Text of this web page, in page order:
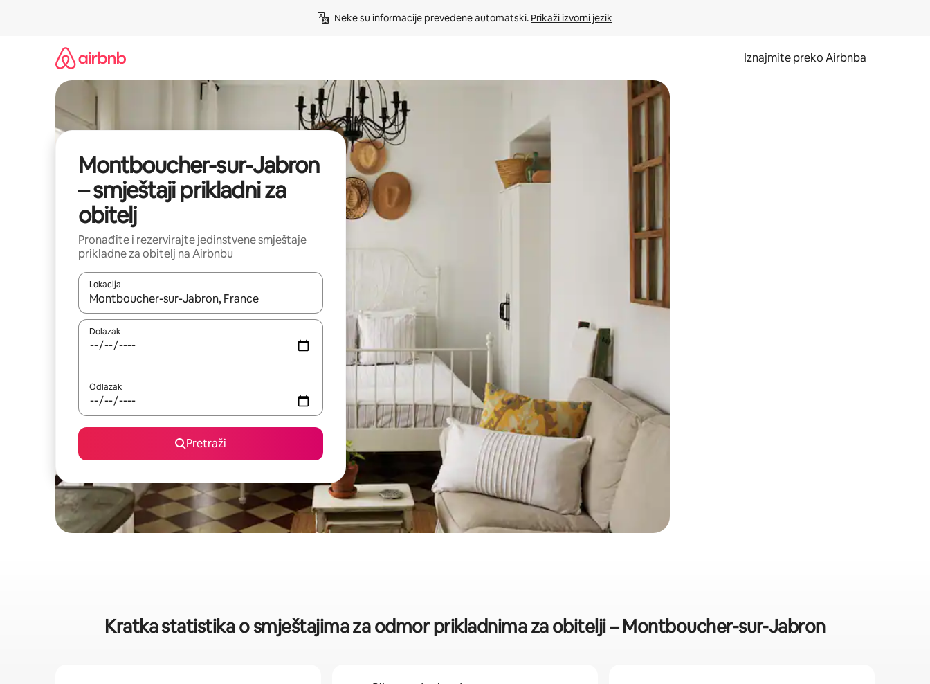
Neke su informacije prevedene automatski. Prikaži izvorni jezik
Iznajmite preko Airbnba
Montboucher-sur-Jabron
– smještaji prikladni za
obitelj
Pronađite i rezervirajte jedinstvene smještaje
prikladne za obitelj na Airbnbu
Lokacija
Kada budu dostupni rezultati, moći ćete ih pregledati koristeći se strelicama prema gore i prema dolje, kao i dodirom ili prelaskom prstom po zaslonu.
Dolazak
Odlazak
Pretraži
Kratka statistika o smještajima za odmor prikladnima za obitelji – Montboucher-sur-Jabron